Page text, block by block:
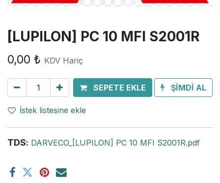
[LUPILON] PC 10 MFI S2001R
0,00 ₺ KDV Hariç
SEPETE EKLE ŞİMDİ AL
İstek listesine ekle
TDS: DARVECO_[LUPILON] PC 10 MFI S2001R.pdf